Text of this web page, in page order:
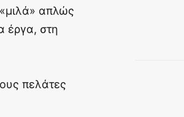
απλώς
έργα, στη
πελάτες